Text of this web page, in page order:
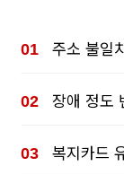
주소 불일치
장애 정도
복지카드